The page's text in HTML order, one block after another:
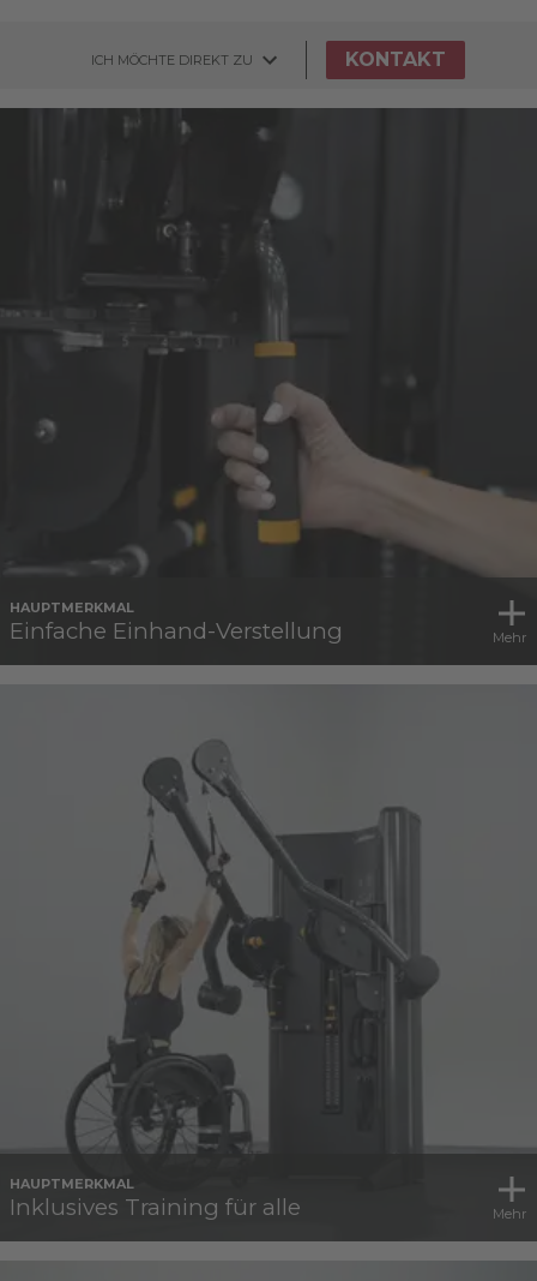
ICH MÖCHTE DIREKT ZU KONTAKT
HAUPTMERKMAL
Einfache Einhand-Verstellung Mehr
HAUPTMERKMAL
Inklusives Training für alle Mehr